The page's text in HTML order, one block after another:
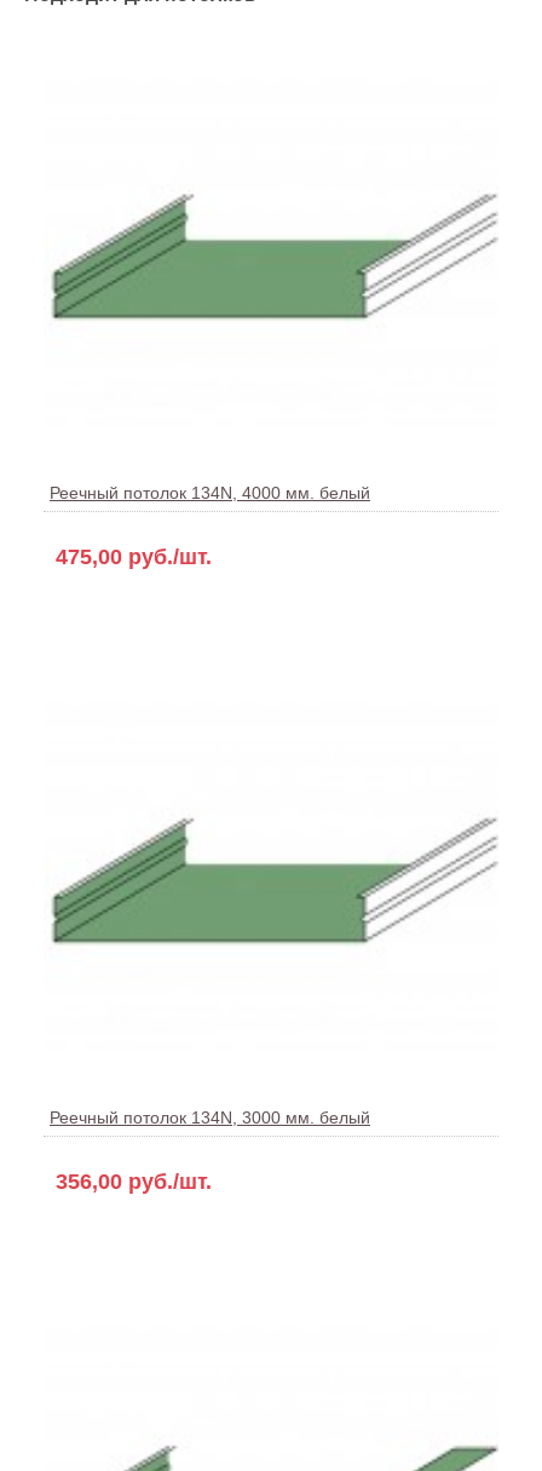
Реечный потолок 134N, 4000 мм. белый
475,00 руб./шт.
Реечный потолок 134N, 3000 мм. белый
356,00 руб./шт.